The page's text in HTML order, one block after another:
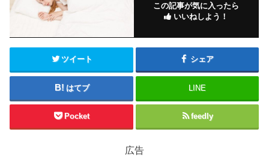
この記事が気に入ったら
いいねしよう！
ツイート シェア
はてブ LINE
Pocket feedly
広告